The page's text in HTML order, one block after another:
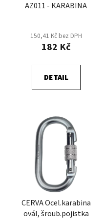
AZ011 - KARABINA
150,41 Kč bez DPH
182 Kč
DETAIL
CERVA Ocel.karabina
ovál, šroub.pojistka